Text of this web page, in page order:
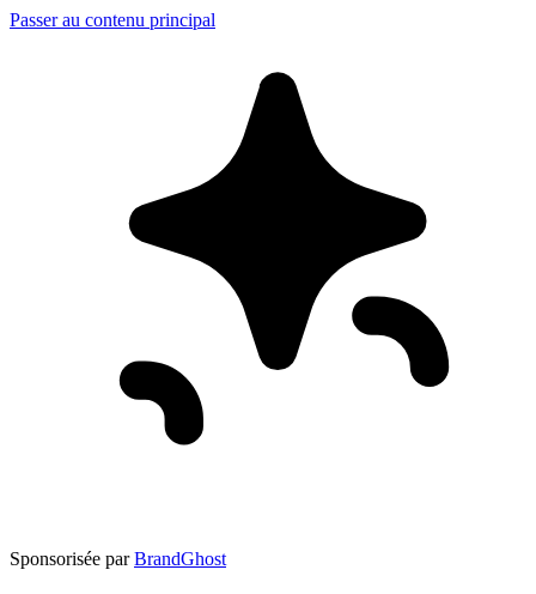
Passer au contenu principal
Sponsorisée par BrandGhost